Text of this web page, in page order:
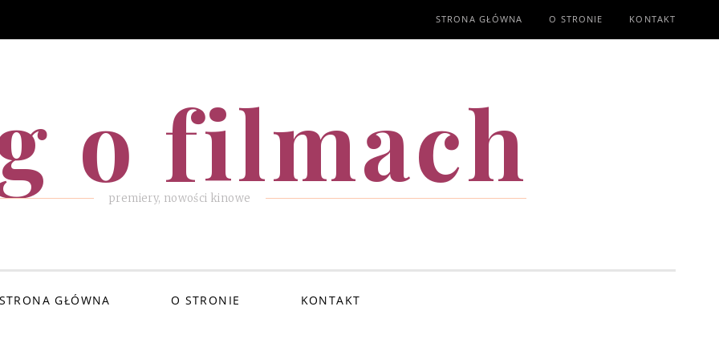
STRONA GŁÓWNA O STRONIE KONTAKT
o filmach
premiery, nowości kinowe
STRONA GŁÓWNA O STRONIE KONTAKT